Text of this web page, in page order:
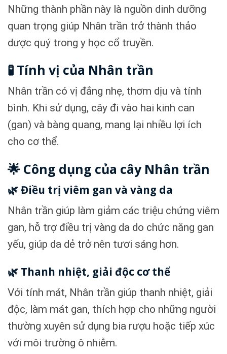
Những thành phần này là nguồn dinh dưỡng
quan trọng giúp Nhân trần trở thành thảo
dược quý trong y học cổ truyền.
🧪 Tính vị của Nhân trần
Nhân trần có vị đắng nhẹ, thơm dịu và tính
bình. Khi sử dụng, cây đi vào hai kinh can
(gan) và bàng quang, mang lại nhiều lợi ích
cho cơ thể.
🌟 Công dụng của cây Nhân trần
🌿 Điều trị viêm gan và vàng da
Nhân trần giúp làm giảm các triệu chứng viêm
gan, hỗ trợ điều trị vàng da do chức năng gan
yếu, giúp da dẻ trở nên tươi sáng hơn.
🌿 Thanh nhiệt, giải độc cơ thể
Với tính mát, Nhân trần giúp thanh nhiệt, giải
độc, làm mát gan, thích hợp cho những người
thường xuyên sử dụng bia rượu hoặc tiếp xúc
với môi trường ô nhiễm.